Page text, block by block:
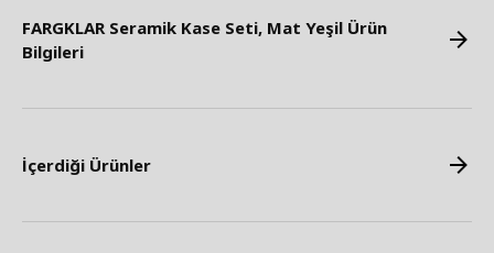
FARGKLAR Seramik Kase Seti, Mat Yeşil Ürün
Bilgileri
İçerdiği Ürünler